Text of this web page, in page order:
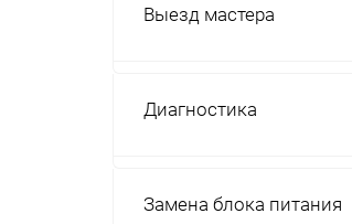
Выезд мастера
Диагностика
Замена блока питания